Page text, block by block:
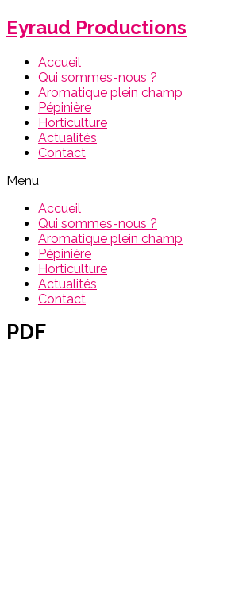
Eyraud Productions
Accueil
Qui sommes-nous ?
Aromatique plein champ
Pépinière
Horticulture
Actualités
Contact
Menu
Accueil
Qui sommes-nous ?
Aromatique plein champ
Pépinière
Horticulture
Actualités
Contact
PDF